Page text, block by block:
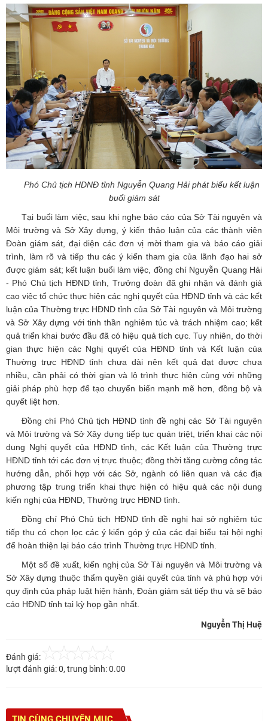
Phó Chủ tịch HDNĐ tỉnh Nguyễn Quang Hải phát biểu kết luận
buổi giám sát
Tại buổi làm việc, sau khi nghe báo cáo của Sở Tài nguyên và
Môi trường và Sở Xây dựng, ý kiến thảo luận của các thành viên
Đoàn giám sát, đại diện các đơn vị mời tham gia và báo cáo giải
trình, làm rõ và tiếp thu các ý kiến tham gia của lãnh đạo hai sở
được giám sát; kết luận buổi làm việc, đồng chí Nguyễn Quang Hải
- Phó Chủ tịch HĐND tỉnh, Trưởng đoàn đã ghi nhận và đánh giá
cao việc tổ chức thực hiện các nghị quyết của HĐND tỉnh và các kết
luận của Thường trực HĐND tỉnh của Sở Tài nguyên và Môi trường
và Sở Xây dựng với tinh thần nghiêm túc và trách nhiệm cao; kết
quả triển khai bước đầu đã có hiệu quả tích cực. Tuy nhiên, do thời
gian thực hiện các Nghị quyết của HĐND tỉnh và Kết luận của
Thường trực HĐND tỉnh chưa dài nên kết quả đạt được chưa
nhiều, cần phải có thời gian và lộ trình thực hiện cùng với những
giải pháp phù hợp để tạo chuyển biến mạnh mẽ hơn, đồng bộ và
quyết liệt hơn.
Đồng chí Phó Chủ tịch HĐND tỉnh đề nghị các Sở Tài nguyên
và Môi trường và Sở Xây dựng tiếp tục quán triệt, triển khai các nội
dung Nghị quyết của HĐND tỉnh, các Kết luận của Thường trực
HĐND tỉnh tới các đơn vị trực thuộc; đồng thời tăng cường công tác
hướng dẫn, phối hợp với các Sở, ngành có liên quan và các địa
phương tập trung triển khai thực hiện có hiệu quả các nội dung
kiến nghị của HĐND, Thường trực HĐND tỉnh.
Đồng chí Phó Chủ tịch HĐND tỉnh đề nghị hai sở nghiêm túc
tiếp thu có chọn lọc các ý kiến góp ý của các đại biểu tại hội nghị
để hoàn thiện lại báo cáo trình Thường trực HĐND tỉnh.
Một số đề xuất, kiến nghị của Sở Tài nguyên và Môi trường và
Sở Xây dựng thuộc thẩm quyền giải quyết của tỉnh và phù hợp với
quy định của pháp luật hiện hành, Đoàn giám sát tiếp thu và sẽ báo
cáo HĐND tỉnh tại kỳ họp gần nhất.
Nguyễn Thị Huệ
Đánh giá:
lượt đánh giá:0, trung bình:0.00